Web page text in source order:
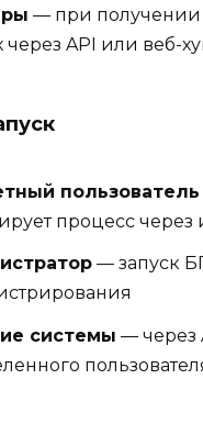
— при
API или веб-
пользователь
процесс через
— запуск
системы — через